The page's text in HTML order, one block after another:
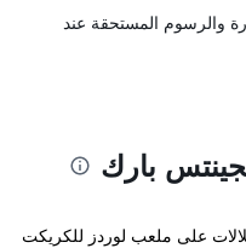
والرسوم المستحقة عند
بارك
على ملعب لوردز للكريكت